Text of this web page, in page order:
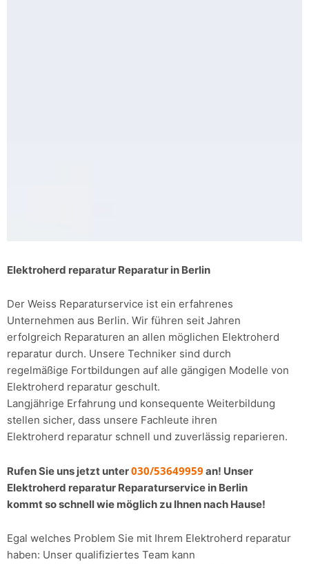
Elektroherd reparatur Reparatur in Berlin
Der Weiss Reparaturservice ist ein erfahrenes
Unternehmen aus Berlin. Wir führen seit Jahren
erfolgreich Reparaturen an allen möglichen Elektroherd
reparatur durch. Unsere Techniker sind durch
regelmäßige Fortbildungen auf alle gängigen Modelle von
Elektroherd reparatur geschult.
Langjährige Erfahrung und konsequente Weiterbildung
stellen sicher, dass unsere Fachleute ihren
Elektroherd reparatur schnell und zuverlässig reparieren.
Rufen Sie uns jetzt unter030/53649959 an! Unser
Elektroherd reparatur Reparaturservice in Berlin
kommt so schnell wie möglich zu Ihnen nach Hause!
Egal welches Problem Sie mit Ihrem Elektroherd reparatur
haben: Unser qualifiziertes Team kann